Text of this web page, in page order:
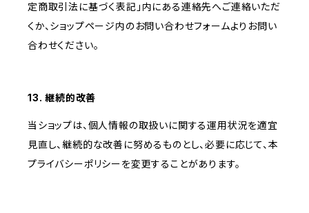
定商取引法に基づく表記」内にある連絡先へご連絡いただ
くか、ショップページ内のお問い合わせフォームよりお問い
合わせください。
13. 継続的改善
当ショップは、個人情報の取扱いに関する運用状況を適宜
見直し、継続的な改善に努めるものとし、必要に応じて、本
プライバシーポリシーを変更することがあります。